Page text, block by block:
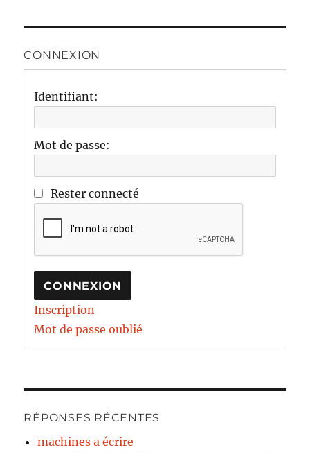
CONNEXION
Identifiant:
Mot de passe:
Rester connecté
CONNEXION
Inscription
Mot de passe oublié
RÉPONSES RÉCENTES
machines a écrire